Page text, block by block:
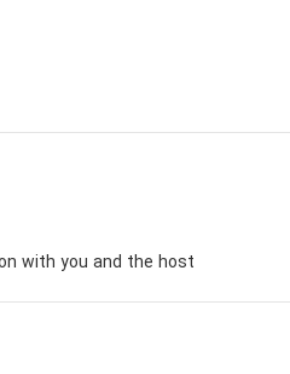
with you and the host